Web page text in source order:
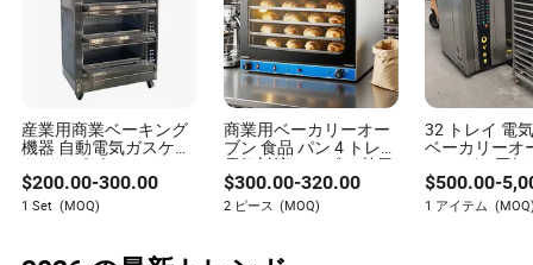
Q5: パデルラケットはどのくらいの頻度で交換すべきで
すか？
頻繁にプレイする人は、パフォーマンスを維持するため
に12～18ヶ月ごとにラケットを交換することが推奨され
ますが、カジュアルなプレイヤーは数年間使用すること
ができます。
Q6: パデルの装備は高価ですか？
パデルラケットの価格は幅広く、エントリーレベルのラ
モデルは先進的な機能のために高価になることがありま
産業用商業ベーキング
機器 自動電気ガスケー
キパンピザベーカリー
ビスケットデッキオー
ブン ベーカリー用焼き
$200.00-300.00
1 Set (MOQ)
商業用ベーカリーオー
ブン 食品 パン 4 トレイ
電気対流オーブン 熱風
焼きオーブン ベーカリ
ー機器 スチームスプレ
ー付き
$300.00-320.00
2 ピース (MOQ)
32 トレイ 電
ベーカリーオ
ール ガス回
大きなオーブ
ング用
$500.00-
1 アイテム